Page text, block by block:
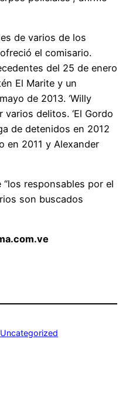
de varios de los
el comisario.
del 25 de enero
El Marite y un
de 2013. ‘Willy
varios delitos. ‘El Gordo
de detenidos en 2012
en 2011 y Alexander
responsables por el
son buscados
Uncategorized